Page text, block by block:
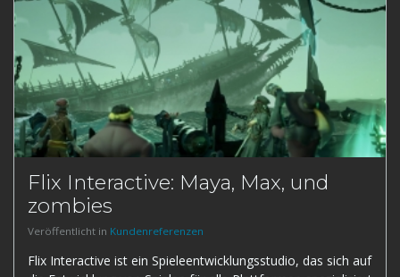
Flix Interactive: Maya, Max, und
zombies
Veröffentlicht in Kundenreferenzen
Flix Interactive ist ein Spieleentwicklungsstudio, das sich auf